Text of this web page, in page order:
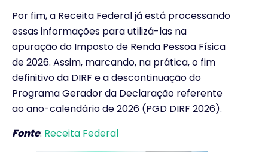
Por fim, a Receita Federal já está processando
essas informações para utilizá-las na
apuração do Imposto de Renda Pessoa Física
de 2026. Assim, marcando, na prática, o fim
definitivo da DIRF e a descontinuação do
Programa Gerador da Declaração referente
ao ano-calendário de 2026 (PGD DIRF 2026).
Fonte: Receita Federal